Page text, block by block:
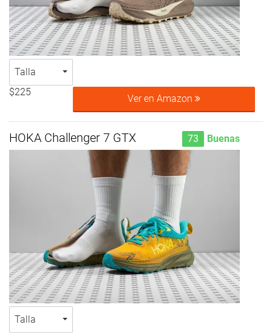
Talla
$225
Ver en Amazon
HOKA Challenger 7 GTX 73 Buenas
Talla